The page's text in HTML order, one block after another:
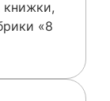
книжки,
«8